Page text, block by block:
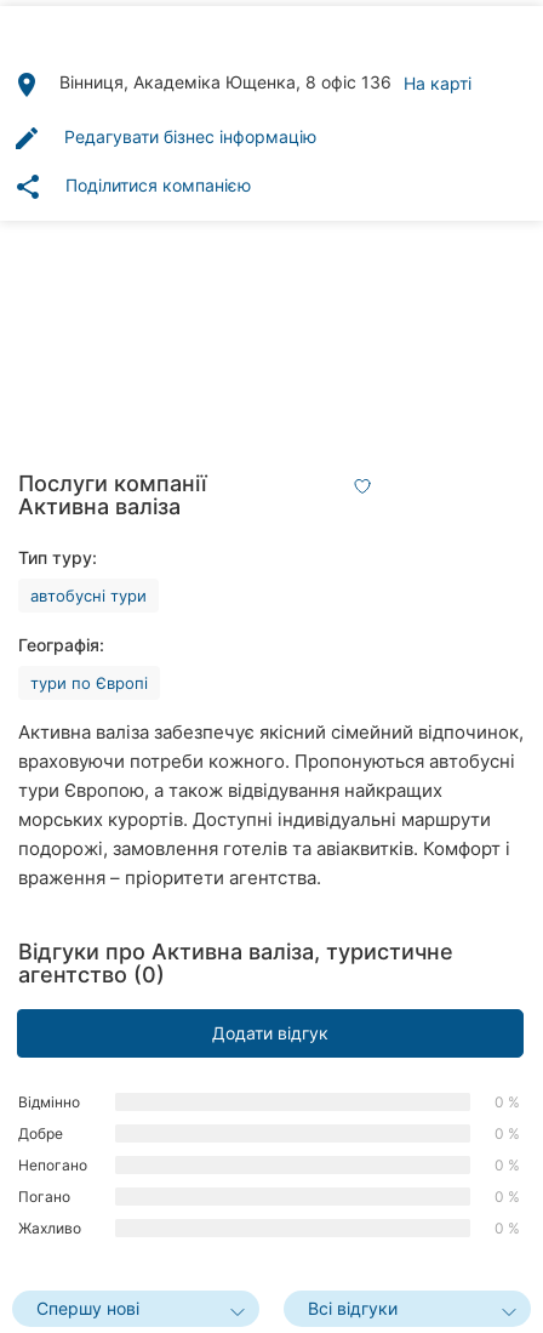
рубрики
Хмельницький
Рівне
Кропивницький
Київ
Харків
Запоріжжя
Дніпро
Кривий
Ріг
Миколаїв
Херсон
Полтава
Чернівці
place Вінниця, Академіка Ющенка, 8 офіс 136 На карті
edit Редагувати бізнес інформацію
share Поділитися компанією
Послуги компанії
Активна валіза
Тип туру:
автобусні тури
Географія:
тури по Європі
Активна валіза забезпечує якісний сімейний відпочинок,
враховуючи потреби кожного. Пропонуються автобусні
тури Європою, а також відвідування найкращих
морських курортів. Доступні індивідуальні маршрути
подорожі, замовлення готелів та авіаквитків. Комфорт і
враження – пріоритети агентства.
Відгуки про Активна валіза, туристичне
агентство (0)
Додати відгук
Відмінно
0 %
Добре
0 %
Непогано
0 %
Погано
0 %
Жахливо
0 %
Спершу нові Всі відгуки